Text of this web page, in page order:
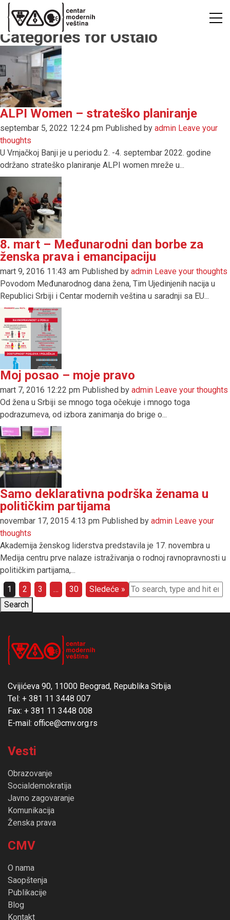
Categories for Ostalo
ALPI Women – strateško planiranje
septembar 5, 2022 12:24 pm Published by admin Leave your
thoughts
U Vrnjačkoj Banji je u periodu 2. -4. septembar 2022. godine
održano strateško planiranje ALPI women mreže u...
8. mart – Međunarodni dan borbe za
ženska prava i emancipaciju
mart 9, 2016 11:43 am Published by admin Leave your thoughts
Povodom Međunarodnog dana žena, Tim Ujedinjenih nacija u
Republici Srbiji i Centar modernih veština u saradnji sa EU...
Moj posao – moje pravo
mart 7, 2016 12:22 pm Published by admin Leave your thoughts
Od žena u Srbiji se mnogo toga očekuje i mnogo toga
podrazumeva, od izbora zanimanja do brige o...
Samo deklarativna podrška ženama u
političkim partijama
novembar 17, 2015 4:13 pm Published by admin Leave your
thoughts
Akademija ženskog liderstva predstavila je 17. novembra u
Medija centru prve nalaze istraživanja o rodnoj ravnopravnosti u
političkim partijama,...
1
2 3 … 30
Sledeće »
Search
Cvijićeva 90, 11000 Beograd, Republika Srbija
Tel: + 381 11 3448 007
Fax: + 381 11 3448 008
E-mail: office@cmv.org.rs
Vesti
Obrazovanje
Socialdemokratija
Javno zagovaranje
Komunikacija
Ženska prava
CMV
O nama
Saopštenja
Publikacije
Blog
Kontakt